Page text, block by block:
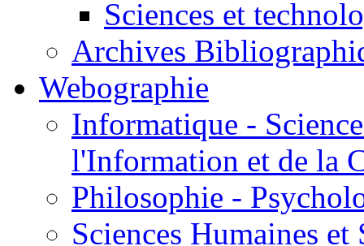
Sciences et
Archives
Webographie
Informatique -
l'Information et de la
Philosophie -
Sciences Humaines et